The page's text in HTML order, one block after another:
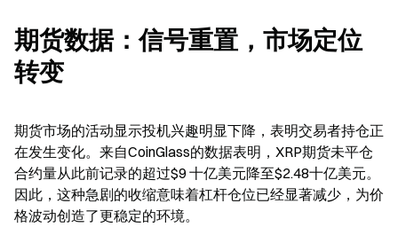
期货数据：信号重置，市场定位
转变
期货市场的活动显示投机兴趣明显下降，表明交易者持仓正
在发生变化。来自CoinGlass的数据表明，XRP期货未平仓
合约量从此前记录的超过$9 十亿美元降至$2.48十亿美元。
因此，这种急剧的收缩意味着杠杆仓位已经显著减少，为价
格波动创造了更稳定的环境。